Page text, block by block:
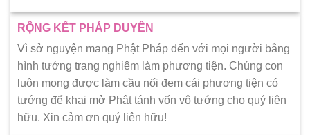
RỘNG KẾT PHÁP DUYÊN
Vì sở nguyện mang Phật Pháp đến với mọi người bằng
hình tướng trang nghiêm làm phương tiện. Chúng con
luôn mong được làm cầu nối đem cái phương tiện có
tướng để khai mở Phật tánh vốn vô tướng cho quý liên
hữu. Xin cảm ơn quý liên hữu!